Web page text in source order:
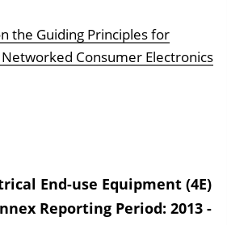
the Guiding Principles for
Consumer Electronics
End-use Equipment (4E)
Reporting Period: 2013 -